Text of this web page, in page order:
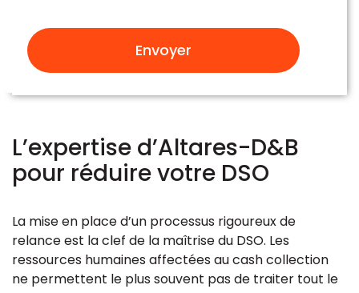
Envoyer
L’expertise d’Altares-D&B
pour réduire votre DSO
La mise en place d’un processus rigoureux de
relance est la clef de la maîtrise du DSO. Les
ressources humaines affectées au cash collection
ne permettent le plus souvent pas de traiter tout le